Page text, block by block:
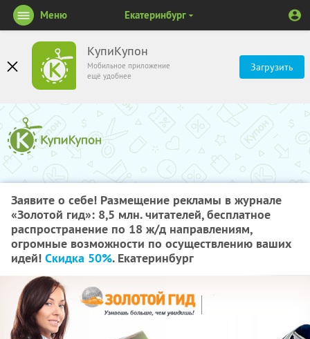
КупиКупон
Мобильное приложение
ещё удобнее
Загрузить
Меню Екатеринбург
Заявите о себе! Размещение рекламы в журнале
«Золотой гид»: 8,5 млн. читателей, бесплатное
распространение по 18 ж/д направлениям,
огромные возможности по осуществлению ваших
идей! Скидка 50%. Екатеринбург